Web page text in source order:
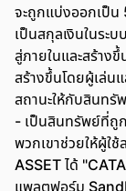
จะถูกแบ่งออกเป็น
เป็นสกุลเงินในระ
สู่ภายในและสร้าง
สร้างขึ้นโดยผู้เล่น
สถานะให้กับสินทรั
- เป็นสินทรัพย์ที่ถู
พวกเขาช่วยให้ผู้ใ
ASSET ได้
แพลตฟอร์ม